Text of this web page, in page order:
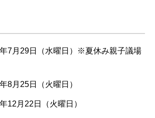
7月29日（水曜日）※夏休み親子議場
月25日（火曜日）
月22日（火曜日）